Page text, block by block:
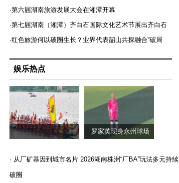
·第六届湖南旅游发展大会在湘潭开幕
·第七届湖南（湘潭）齐白石国际文化艺术节展出齐白石
·红色旅游何以破圈生长？业界代表韶山共探融合“破局
娱乐热点
罗家英现身永州球场
· 从厂矿基因到城市名片 2026湖南株洲“厂BA”玩法多元持续
破圈